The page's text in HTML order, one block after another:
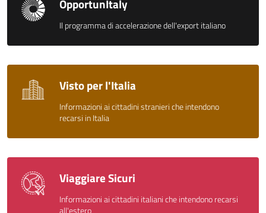
OpportunItaly
Il programma di accelerazione dell'export italiano
Visto per l'Italia
Informazioni ai cittadini stranieri che intendono
recarsi in Italia
Viaggiare Sicuri
Informazioni ai cittadini italiani che intendono recarsi